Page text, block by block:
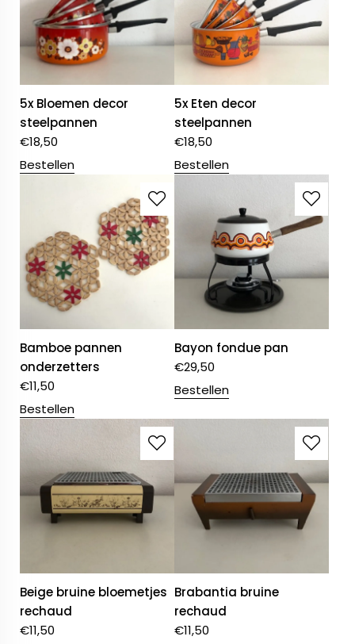
5x Bloemen decor
steelpannen
€18,50
Bestellen
5x Eten decor
steelpannen
€18,50
Bestellen
Bamboe pannen
onderzetters
€11,50
Bestellen
Bayon fondue pan
€29,50
Bestellen
Beige bruine bloemetjes
rechaud
€11,50
Brabantia bruine
rechaud
€11,50